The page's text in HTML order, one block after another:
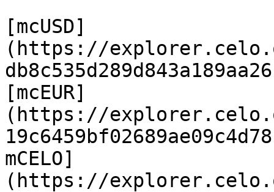
[mcUSD]
(https://
[mcEUR]
(https://
mCELO]
(https://